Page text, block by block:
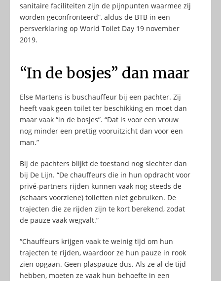
sanitaire faciliteiten zijn de pijnpunten waarmee zij
worden geconfronteerd”, aldus de BTB in een
persverklaring op World Toilet Day 19 november
2019.
“In de bosjes” dan maar
Else Martens is buschauffeur bij een pachter. Zij
heeft vaak geen toilet ter beschikking en moet dan
maar vaak “in de bosjes”. “Dat is voor een vrouw
nog minder een prettig vooruitzicht dan voor een
man.”
Bij de pachters blijkt de toestand nog slechter dan
bij De Lijn. “De chauffeurs die in hun opdracht voor
privé-partners rijden kunnen vaak nog steeds de
(schaars voorziene) toiletten niet gebruiken. De
trajecten die ze rijden zijn te kort berekend, zodat
de pauze vaak wegvalt.”
“Chauffeurs krijgen vaak te weinig tijd om hun
trajecten te rijden, waardoor ze hun pauze in rook
zien opgaan. Geen plaspauze dus. Als ze al de tijd
hebben, moeten ze vaak hun behoefte in een